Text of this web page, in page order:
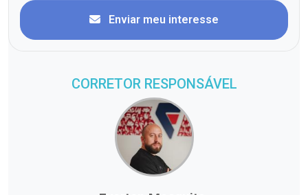
Enviar meu interesse
CORRETOR RESPONSÁVEL